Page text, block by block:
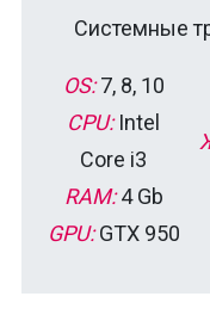
Системные
OS:7, 8, 10
CPU:Intel
Core i3
RAM:4 Gb
GPU:GTX 950